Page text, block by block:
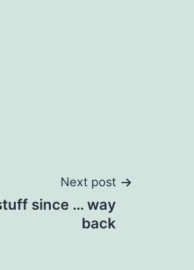
Next post
since … way
back